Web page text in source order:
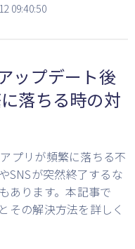
09:40:50
ップデート後
落ちる時の対
プリが頻繁に落ちる不
SNSが突然終了するな
あります。本記事で
その解決方法を詳しく